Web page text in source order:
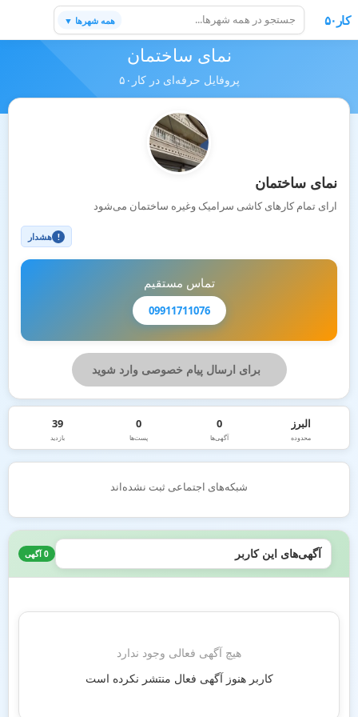
کار۵۰ همه شهرها ▼
نمای ساختمان
پروفایل حرفه‌ای در کار۵۰
نمای ساختمان
ارای تمام کارهای کاشی سرامیک وغیره ساختمان می‌شود
! هشدار
تماس مستقیم
09911711076
برای ارسال پیام خصوصی وارد شوید
البرز
محدوده
0
آگهی‌ها
0
پست‌ها
39
بازدید
شبکه‌های اجتماعی ثبت نشده‌اند
آگهی‌های این کاربر 0 آگهی
هیچ آگهی فعالی وجود ندارد
کاربر هنوز آگهی فعال منتشر نکرده است